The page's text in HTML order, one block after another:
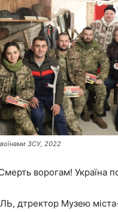
ЗСУ, 2022
ворогам! Україна
дтректор Музею